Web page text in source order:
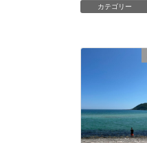
カテゴリー